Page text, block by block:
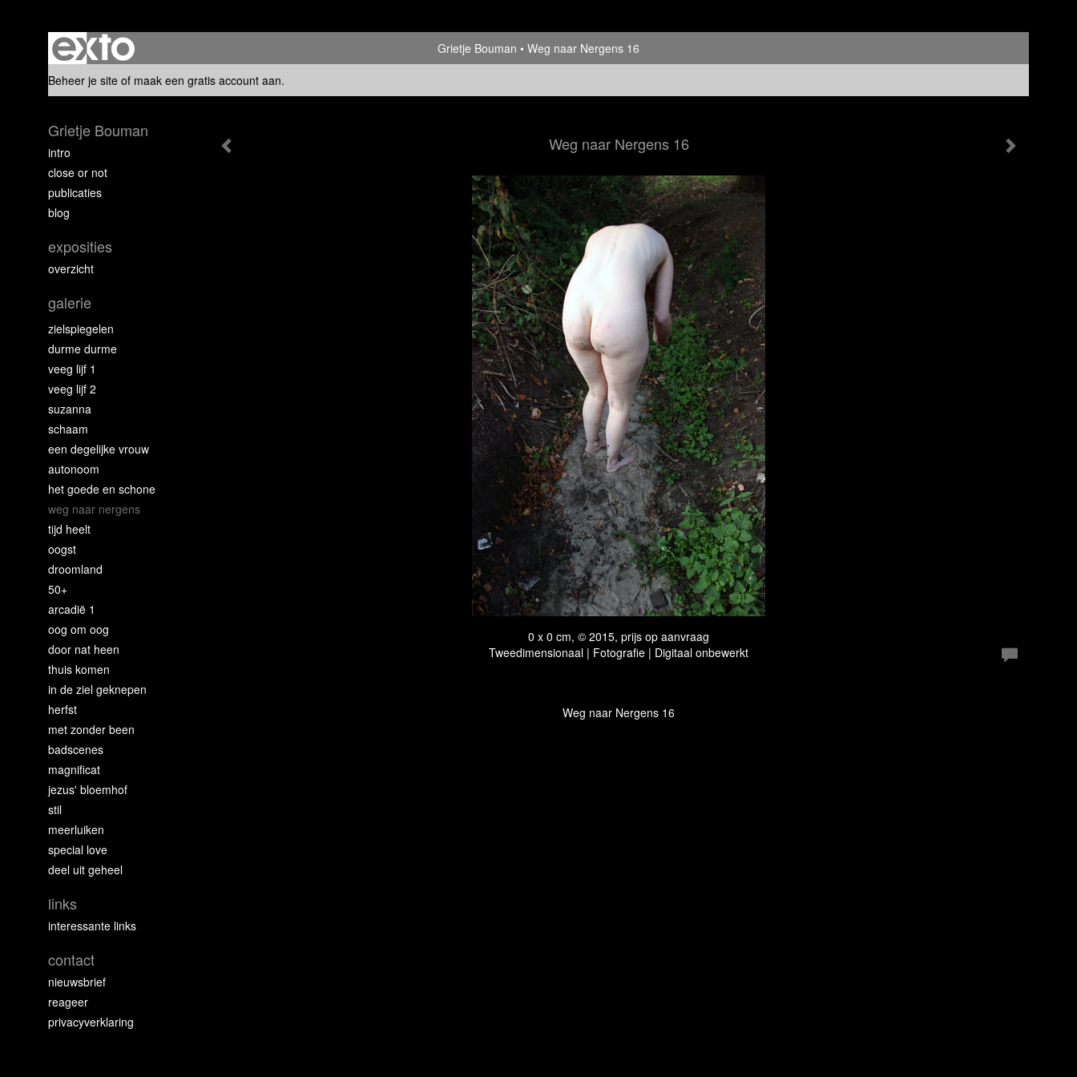
Grietje Bouman
Weg naar Nergens 16
Beheer je site of maak een gratis account aan.
Weg naar Nergens 16
0 x 0 cm, © 2015, prijs op aanvraag
Tweedimensionaal | Fotografie | Digitaal onbewerkt
Weg naar Nergens 16
Grietje Bouman
intro
close or not
publicaties
blog
exposities
overzicht
galerie
zielspiegelen
durme durme
veeg lijf 1
veeg lijf 2
suzanna
schaam
een degelijke vrouw
autonoom
het goede en schone
weg naar nergens
tijd heelt
oogst
droomland
50+
arcadië 1
oog om oog
door nat heen
thuis komen
in de ziel geknepen
herfst
met zonder been
badscenes
magnificat
jezus' bloemhof
stil
meerluiken
special love
deel uit geheel
links
interessante links
contact
nieuwsbrief
reageer
privacyverklaring